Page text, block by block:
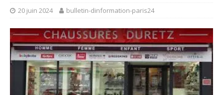
20 juin 2024 bulletin-dinformation-paris24